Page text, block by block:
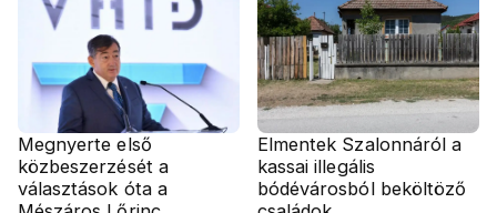
Megnyerte első
közbeszerzését a
választások óta a
Elmentek Szalonnáról a
kassai illegális
bódévárosból beköltöző